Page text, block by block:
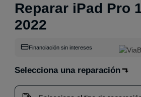
Reparar iPad Pro
2022
Financiación sin intereses
Selecciona una reparación